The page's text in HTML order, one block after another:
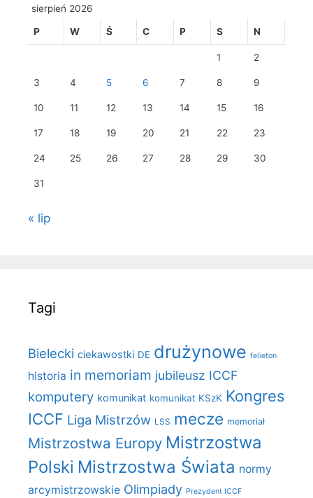
sierpień 2026
P W Ś C P S N
1 2
3 4 5 6 7 8 9
10 11 12 13 14 15 16
17 18 19 20 21 22 23
24 25 26 27 28 29 30
31
« lip
Tagi
Bielecki ciekawostki DE drużynowe felieton
historia in memoriam jubileusz ICCF
komputery komunikat komunikat KSzK Kongres
ICCF Liga Mistrzów LSS mecze memoriał
Mistrzostwa Europy Mistrzostwa
Polski Mistrzostwa Świata normy
arcymistrzowskie Olimpiady Prezydent ICCF